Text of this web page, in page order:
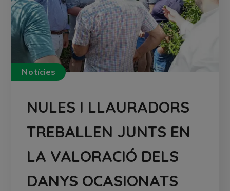
Notícies
NULES I LLAURADORS
TREBALLEN JUNTS EN
LA VALORACIÓ DELS
DANYS OCASIONATS